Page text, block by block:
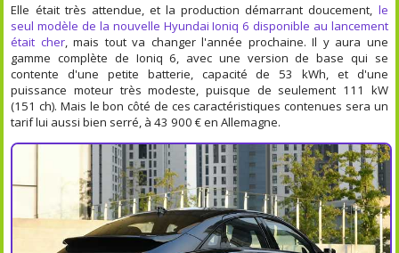
Elle était très attendue, et la production démarrant doucement, le
seul modèle de la nouvelle Hyundai Ioniq 6 disponible au lancement
était cher, mais tout va changer l'année prochaine. Il y aura une
gamme complète de Ioniq 6, avec une version de base qui se
contente d'une petite batterie, capacité de 53 kWh, et d'une
puissance moteur très modeste, puisque de seulement 111 kW
(151 ch). Mais le bon côté de ces caractéristiques contenues sera un
tarif lui aussi bien serré, à 43 900 € en Allemagne.